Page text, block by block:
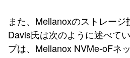
また、Mellanoxのストレー
Davis氏は次のように述べて
プは、Mellanox NVMe-oFネ